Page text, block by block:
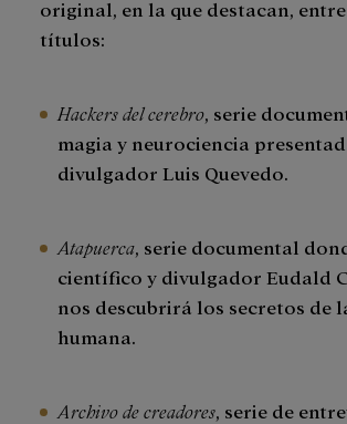
original, en la que destacan,
títulos:
Hackers del cerebro, serie
magia y neurociencia
divulgador Luis Quevedo.
Atapuerca, serie documental
científico y divulgador Eudald
nos descubrirá los secretos de
humana.
Archivo de creadores, serie de